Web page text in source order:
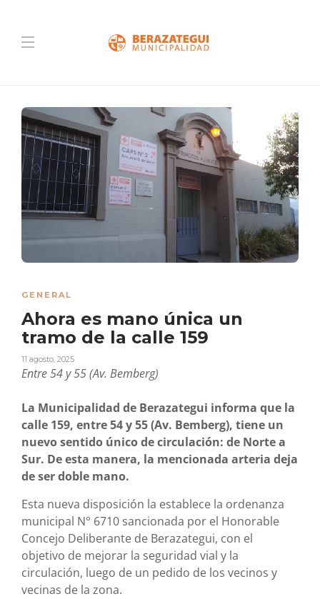
GENERAL
Ahora es mano única un
tramo de la calle 159
11 agosto, 2025
Entre 54 y 55 (Av. Bemberg)
La Municipalidad de Berazategui informa que la
calle 159, entre 54 y 55 (Av. Bemberg), tiene un
nuevo sentido único de circulación: de Norte a
Sur. De esta manera, la mencionada arteria deja
de ser doble mano.
Esta nueva disposición la establece la ordenanza
municipal N° 6710 sancionada por el Honorable
Concejo Deliberante de Berazategui, con el
objetivo de mejorar la seguridad vial y la
circulación, luego de un pedido de los vecinos y
vecinas de la zona.